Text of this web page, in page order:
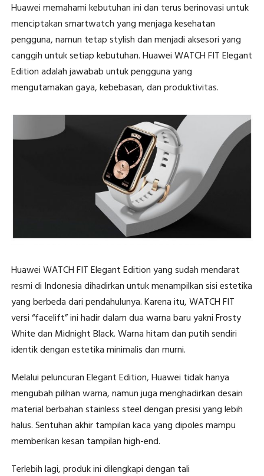
Huawei memahami kebutuhan ini dan terus berinovasi untuk
menciptakan smartwatch yang menjaga kesehatan
pengguna, namun tetap stylish dan menjadi aksesori yang
canggih untuk setiap kebutuhan. Huawei WATCH FIT Elegant
Edition adalah jawabab untuk pengguna yang
mengutamakan gaya, kebebasan, dan produktivitas.
Huawei WATCH FIT Elegant Edition yang sudah mendarat
resmi di Indonesia dihadirkan untuk menampilkan sisi estetika
yang berbeda dari pendahulunya. Karena itu, WATCH FIT
versi “facelift” ini hadir dalam dua warna baru yakni Frosty
White dan Midnight Black. Warna hitam dan putih sendiri
identik dengan estetika minimalis dan murni.
Melalui peluncuran Elegant Edition, Huawei tidak hanya
mengubah pilihan warna, namun juga menghadirkan desain
material berbahan stainless steel dengan presisi yang lebih
halus. Sentuhan akhir tampilan kaca yang dipoles mampu
memberikan kesan tampilan high-end.
Terlebih lagi, produk ini dilengkapi dengan tali